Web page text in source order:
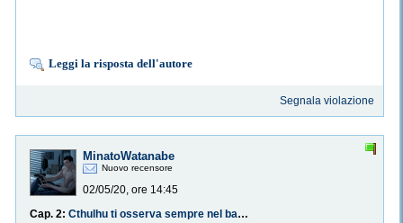
Leggi la risposta dell'autore
Segnala violazione
MinatoWatanabe
Nuovo recensore
02/05/20, ore 14:45
Cap. 2:
Cthulhu ti osserva sempre nel bagno, quindi vacci quando ancora dorme